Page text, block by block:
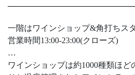
一階はワインショップ&角打ちス
営業時間13:00-23:00(クローズ)
…
ワインショップは約1000種類ほ